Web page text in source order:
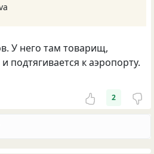
У него там товарищ,
подтягивается к аэропорту.
2